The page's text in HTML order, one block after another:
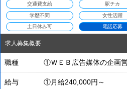
交通費支給 駅チカ
学歴不問 女性活躍
土日休み可 電話応募
求人募集概要
職種 ①ＷＥＢ広告媒体の企画
給与 ①月給240,000円～